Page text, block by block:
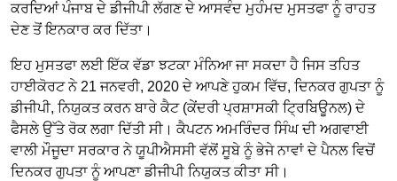
ਕਰਦਿਆਂ ਪੰਜਾਬ ਦੇ ਡੀਜੀਪੀ ਲੱਗਣ ਦੇ ਆਸਵੰਦ ਮੁਹੰਮਦ ਮੁਸਤਫਾ ਨੂੰ ਰਾਹਤ
ਦੇਣ ਤੋਂ ਇਨਕਾਰ ਕਰ ਦਿੱਤਾ।
ਇਹ ਮੁਸਤਫਾ ਲਈ ਇੱਕ ਵੱਡਾ ਝਟਕਾ ਮੰਨਿਆ ਜਾ ਸਕਦਾ ਹੈ ਜਿਸ ਤਹਿਤ
ਹਾਈਕੋਰਟ ਨੇ 21 ਜਨਵਰੀ, 2020 ਦੇ ਆਪਣੇ ਹੁਕਮ ਵਿੱਚ, ਦਿਨਕਰ ਗੁਪਤਾ ਨੂੰ
ਡੀਜੀਪੀ, ਨਿਯੁਕਤ ਕਰਨ ਬਾਰੇ ਕੈਟ (ਕੇਂਦਰੀ ਪ੍ਰਸ਼ਾਸਕੀ ਟ੍ਰਿਬਿਊਨਲ) ਦੇ
ਫੈਸਲੇ ਉੱਤੇ ਰੋਕ ਲਗਾ ਦਿੱਤੀ ਸੀ। ਕੈਪਟਨ ਅਮਰਿੰਦਰ ਸਿੰਘ ਦੀ ਅਗਵਾਈ
ਵਾਲੀ ਮੌਜੂਦਾ ਸਰਕਾਰ ਨੇ ਯੂਪੀਐਸਸੀ ਵੱਲੋਂ ਸੂਬੇ ਨੂੰ ਭੇਜੇ ਨਾਵਾਂ ਦੇ ਪੈਨਲ ਵਿਚੋਂ
ਦਿਨਕਰ ਗੁਪਤਾ ਨੂੰ ਆਪਣਾ ਡੀਜੀਪੀ ਨਿਯੁਕਤ ਕੀਤਾ ਸੀ।